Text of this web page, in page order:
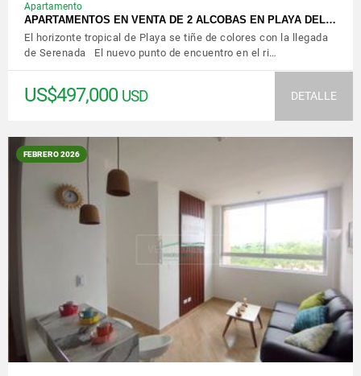
Apartamento
APARTAMENTOS EN VENTA DE 2 ALCOBAS EN PLAYA DEL…
El horizonte tropical de Playa se tiñe de colores con la llegada
de Serenada El nuevo punto de encuentro en el ri…
US$497,000 USD DETALLE
FEBRERO 2026
VER DETALLES